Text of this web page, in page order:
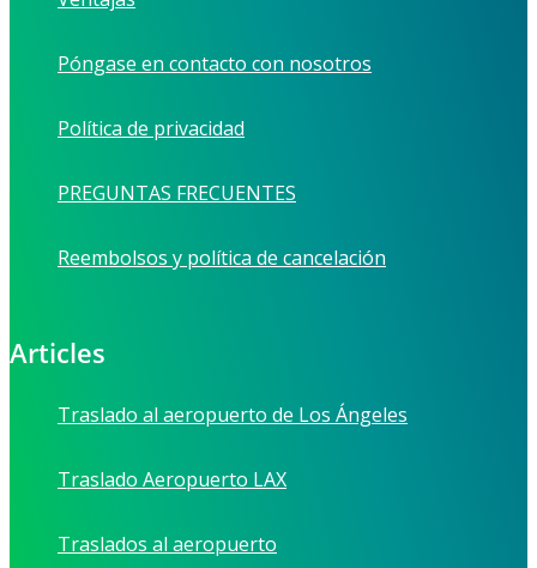
Póngase en contacto con nosotros
Política de privacidad
PREGUNTAS FRECUENTES
Reembolsos y política de cancelación
Articles
Traslado al aeropuerto de Los Ángeles
Traslado Aeropuerto LAX
Traslados al aeropuerto